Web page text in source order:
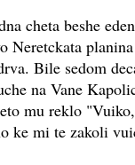
cheta beshe
Neretckata
Bile sedom
na Vane
mu reklo
ke mi te zakoli